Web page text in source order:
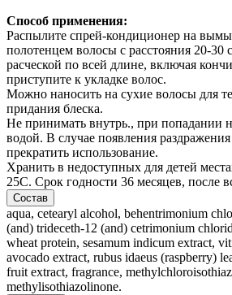
Способ применения:
Распылите спрей-кондиционер на
полотенцем волосы с расстояния 20-30
расческой по всей длине, включая
приступите к укладке волос.
Можно наносить на сухие волосы для
придания блеска.
Не принимать внутрь., при попадании
водой. В случае появления
прекратить использование.
Хранить в недоступных для детей
25С. Срок годности 36 месяцев, после
Состав
aqua, cetearyl alcohol, behentrimonium
(and) trideceth-12 (and) cetrimonium
wheat protein, sesamum indicum extract,
avocado extract, rubus idaeus (raspberry)
fruit extract, fragrance,
methylisothiazolinone.